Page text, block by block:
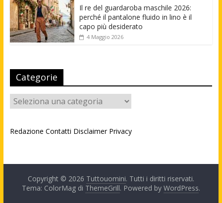
Il re del guardaroba maschile 2026:
perché il pantalone fluido in lino è il
capo più desiderato
4 Maggio 2026
Categorie
Categorie
Redazione Contatti Disclaimer Privacy
Copyright © 2026 Tuttouomini. Tutti i diritti riservati.
Tema: ColorMag di ThemeGrill. Powered by WordPress.